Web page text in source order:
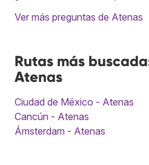
Ver más preguntas de Atenas
Rutas más
Atenas
Ciudad de México - Atenas
Cancún - Atenas
Ámsterdam - Atenas